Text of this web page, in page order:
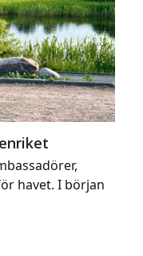
havet. I början